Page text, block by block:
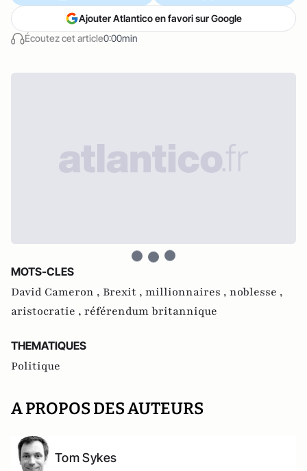
Écoutez cet article0:00min
Ajouter Atlantico en favori sur Google
MOTS-CLES
David Cameron , Brexit , millionnaires , noblesse ,
aristocratie , référendum britannique
THEMATIQUES
Politique
A PROPOS DES AUTEURS
Tom Sykes